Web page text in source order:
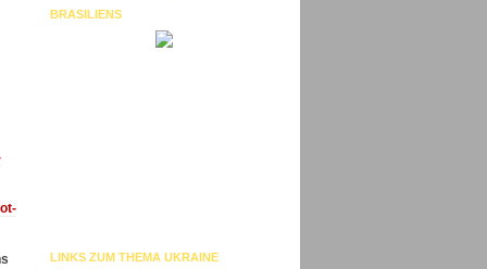
BRASILIENS
LINKS ZUM THEMA UKRAINE